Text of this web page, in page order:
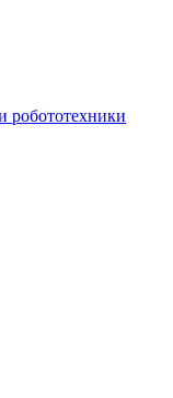
робототехники